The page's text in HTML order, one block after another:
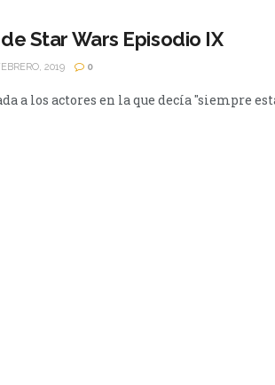
Star Wars Episodio IX
2019 0
a los actores en la que decía "siempre